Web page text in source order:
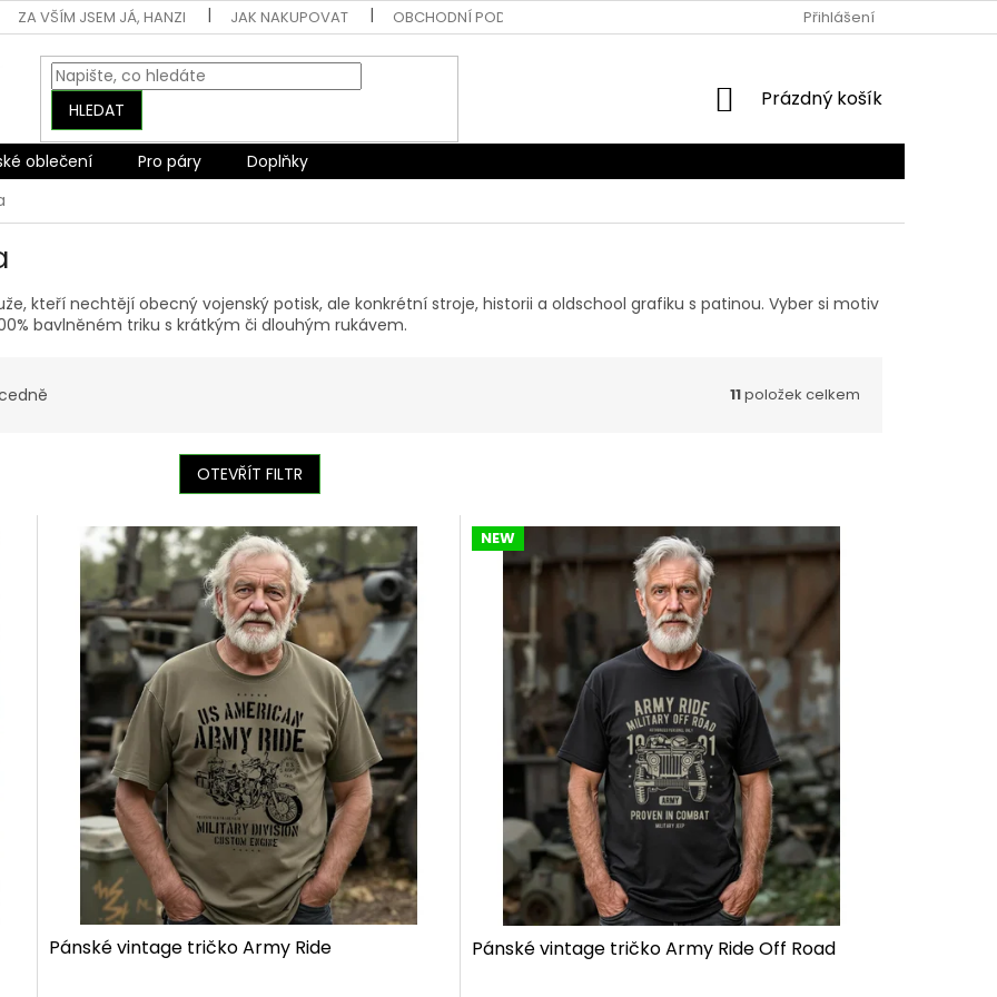
ZA VŠÍM JSEM JÁ, HANZI JAK NAKUPOVAT OBCHODNÍ PODMÍNKY DOPRAVA A PLATBA
Přihlášení
HLEDAT
NÁKUPNÍ
Prázdný košík
oblečení Pro páry
Doplňky
kteří nechtějí obecný vojenský potisk, ale konkrétní stroje, historii a oldschool grafiku s patinou. Vyber si motiv
bavlněném triku s krátkým či dlouhým rukávem.
11položek celkem
OTEVŘÍT FILTR
Pánské vintage tričko Army Ride
NEW
Pánské vintage tričko Army Ride Off Road